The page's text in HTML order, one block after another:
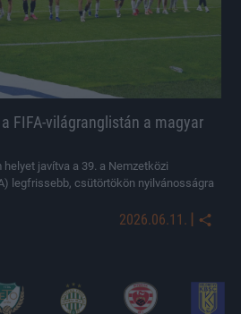
FIFA-világranglistán a magyar
javítva a 39. a Nemzetközi
legfrissebb, csütörtökön nyilvánosságra
2026.06.11. |